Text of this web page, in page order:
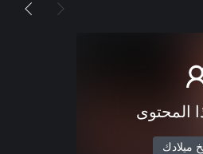
المحتوى
ميلادك